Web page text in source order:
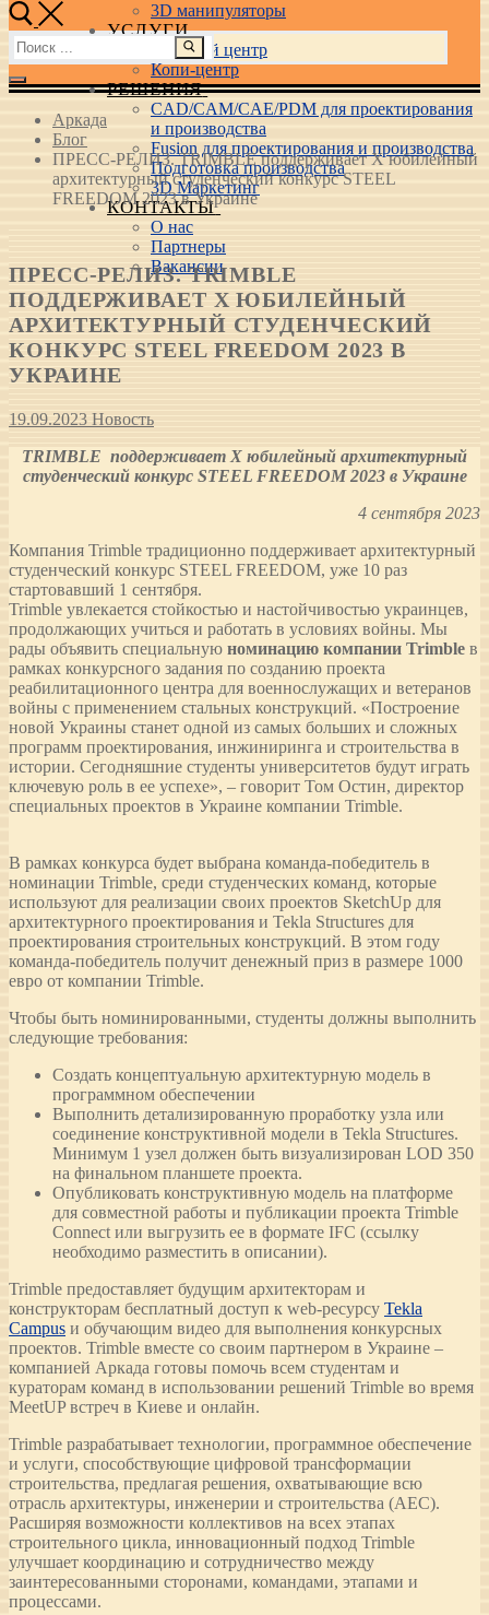
3D манипуляторы
УСЛУГИ
Учебный центр
Копи-центр
РЕШЕНИЯ
CAD/CAM/CAE/PDM для проектирования
и производства
Fusion для проектирования и производства
Подготовка производства
3D Маркетинг
КОНТАКТЫ
О нас
Партнеры
Вакансии
Найти:
Аркада
Блог
ПРЕСС-РЕЛИЗ. TRIMBLE поддерживает Х юбилейный
архитектурный студенческий конкурс STEEL
FREEDOM 2023 в Украине
ПРЕСС-РЕЛИЗ. TRIMBLE
ПОДДЕРЖИВАЕТ Х ЮБИЛЕЙНЫЙ
АРХИТЕКТУРНЫЙ СТУДЕНЧЕСКИЙ
КОНКУРС STEEL FREEDOM 2023 В
УКРАИНЕ
19.09.2023 Новость
TRIMBLE поддерживает Х юбилейный архитектурный
студенческий конкурс STEEL FREEDOM 2023 в Украине
4 сентября 2023
Компания Trimble традиционно поддерживает архитектурный
студенческий конкурс STEEL FREEDOM, уже 10 раз
стартовавший 1 сентября.
Trimble увлекается стойкостью и настойчивостью украинцев,
продолжающих учиться и работать в условиях войны. Мы
рады объявить специальную номинацию компании Trimble в
рамках конкурсного задания по созданию проекта
реабилитационного центра для военнослужащих и ветеранов
войны с применением стальных конструкций. «Построение
новой Украины станет одной из самых больших и сложных
программ проектирования, инжиниринга и строительства в
истории. Сегодняшние студенты университетов будут играть
ключевую роль в ее успехе», – говорит Том Остин, директор
специальных проектов в Украине компании Trimble.
В рамках конкурса будет выбрана команда-победитель в
номинации Trimble, среди студенческих команд, которые
используют для реализации своих проектов SketchUp для
архитектурного проектирования и Tekla Structures для
проектирования строительных конструкций. В этом году
команда-победитель получит денежный приз в размере 1000
евро от компании Trimble.
Чтобы быть номинированными, студенты должны выполнить
следующие требования:
Создать концептуальную архитектурную модель в
программном обеспечении
Выполнить детализированную проработку узла или
соединение конструктивной модели в Tekla Structures.
Минимум 1 узел должен быть визуализирован LOD 350
на финальном планшете проекта.
Опубликовать конструктивную модель на платформе
для совместной работы и публикации проекта Trimble
Connect или выгрузить ее в формате IFC (ссылку
необходимо разместить в описании).
Trimble предоставляет будущим архитекторам и
конструкторам бесплатный доступ к web-ресурсу Tekla
Campus и обучающим видео для выполнения конкурсных
проектов. Trimble вместе со своим партнером в Украине –
компанией Аркада готовы помочь всем студентам и
кураторам команд в использовании решений Trimble во время
MeetUP встреч в Киеве и онлайн.
Trimble разрабатывает технологии, программное обеспечение
и услуги, способствующие цифровой трансформации
строительства, предлагая решения, охватывающие всю
отрасль архитектуры, инженерии и строительства (AEC).
Расширяя возможности коллективов на всех этапах
строительного цикла, инновационный подход Trimble
улучшает координацию и сотрудничество между
заинтересованными сторонами, командами, этапами и
процессами.